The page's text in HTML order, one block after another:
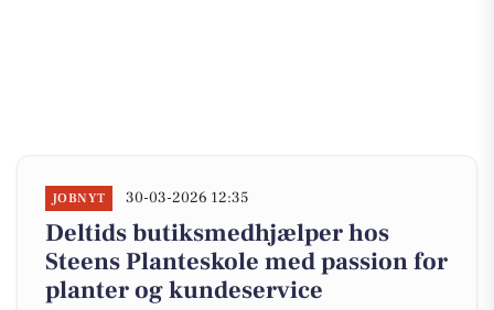
JOBNYT 30-03-2026 12:35
Deltids butiksmedhjælper hos
Steens Planteskole med passion for
planter og kundeservice